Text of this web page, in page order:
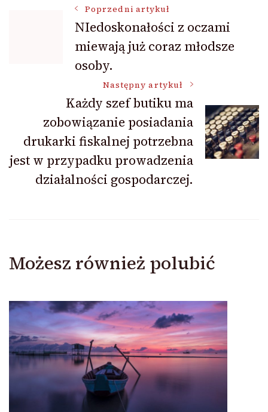
Nawigacja
wpisu
Poprzedni artykuł
NIedoskonałości z oczami
miewają już coraz młodsze
osoby.
Następny artykuł
Każdy szef butiku ma
zobowiązanie posiadania
drukarki fiskalnej potrzebna
jest w przypadku prowadzenia
działalności gospodarczej.
Możesz również polubić